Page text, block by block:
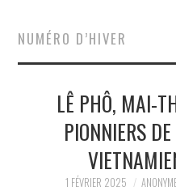
LA RÉDACTION
LE JOURNAL
NUMÉRO D’HIVER
LÊ PHÔ, MAI-
PIONNIERS
1 FÉVRIER 2025